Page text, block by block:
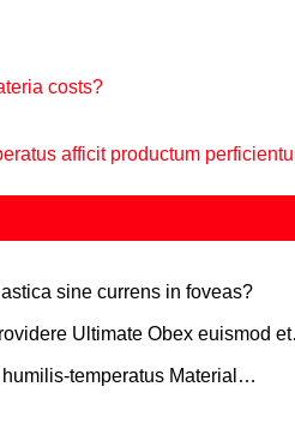
costs?
afficit productum
sine currens in foveas?
Ultimate Obex euismod et
Finem Medical et
temperatus Material